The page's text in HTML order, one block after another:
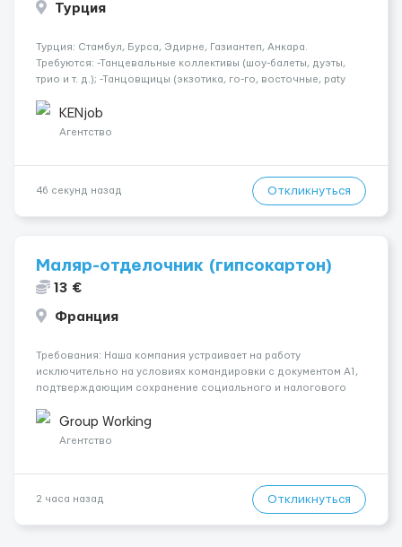
Турция
Турция: Стамбул, Бурса, Эдирне, Газиантеп, Анкара.
Требуются: -Танцевальные коллективы (шоу-балеты, дуэты,
трио и т. д.); -Танцовщицы (экзотика, го-го, восточные, paty
языках); -Гимнастки; -Работницы хостесc в кл...
KENjob
Агентство
46 секунд назад Откликнуться
Маляр-отделочник (гипсокартон)
13 €
Франция
Требования: Наша компания устраивает на работу
исключительно на условиях командировки с документом A1,
подтверждающим сохранение социального и налогового
A1 могут получить граждане стран с упрощенным доступом к
рынку труда ЕС (Укра...
Group Working
Агентство
2 часа назад Откликнуться